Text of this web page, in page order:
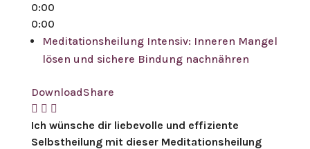
0:00
0:00
Meditationsheilung Intensiv: Inneren Mangel
lösen und sichere Bindung nachnähren
DownloadShare
Ich wünsche dir liebevolle und effiziente
Selbstheilung mit dieser Meditationsheilung